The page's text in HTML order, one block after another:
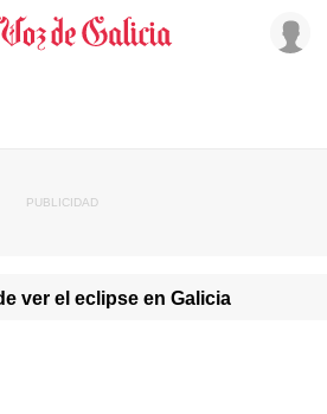
ver el eclipse en Galicia